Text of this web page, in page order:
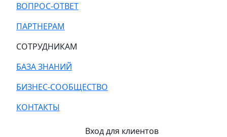
ВОПРОС-ОТВЕТ
ПАРТНЕРАМ
СОТРУДНИКАМ
БАЗА ЗНАНИЙ
БИЗНЕС-СООБЩЕСТВО
КОНТАКТЫ
Вход для клиентов